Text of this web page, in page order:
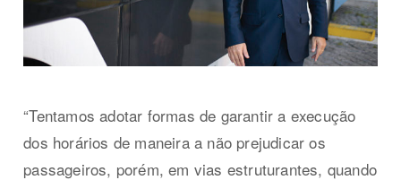
“Tentamos adotar formas de garantir a execução
dos horários de maneira a não prejudicar os
passageiros, porém, em vias estruturantes, quando